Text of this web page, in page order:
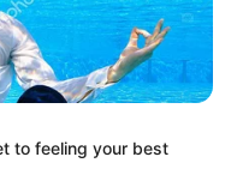
to feeling your best